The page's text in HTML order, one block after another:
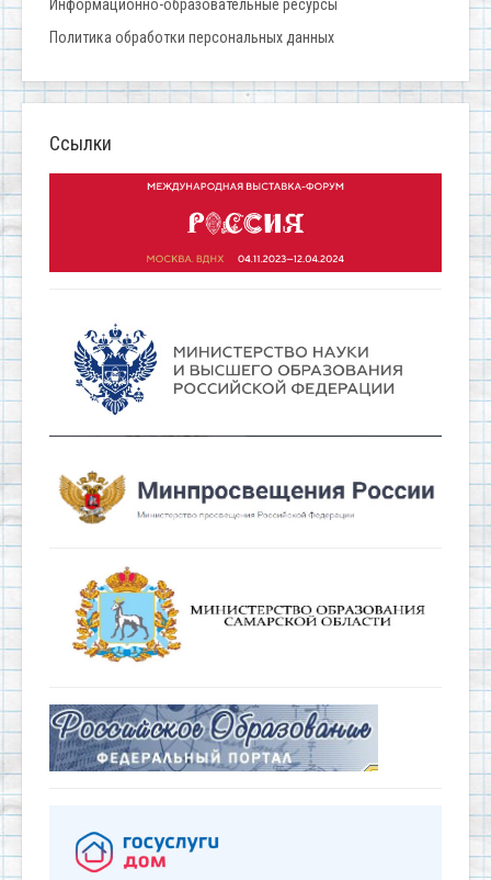
Информационно-образовательные ресурсы
Политика обработки персональных данных
Ссылки